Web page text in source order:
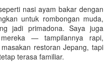
nasi ayam bakar dengan
untuk rombongan muda,
jadi primadona. Saya juga
— tampilannya rapi,
restoran Jepang, tapi
terasa familiar.